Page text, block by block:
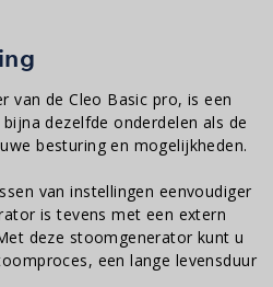
van de Cleo Basic pro, is een
dezelfde onderdelen als de
besturing en mogelijkheden.
van instellingen eenvoudiger
is tevens met een extern
deze stoomgenerator kunt u
een lange levensduur